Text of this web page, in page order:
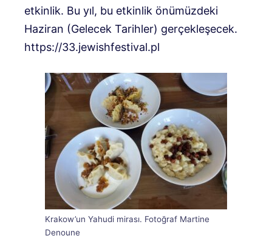
etkinlik. Bu yıl, bu etkinlik önümüzdeki
Haziran (Gelecek Tarihler) gerçekleşecek.
https://33.jewishfestival.pl
Krakow’un Yahudi mirası. Fotoğraf Martine
Denoune